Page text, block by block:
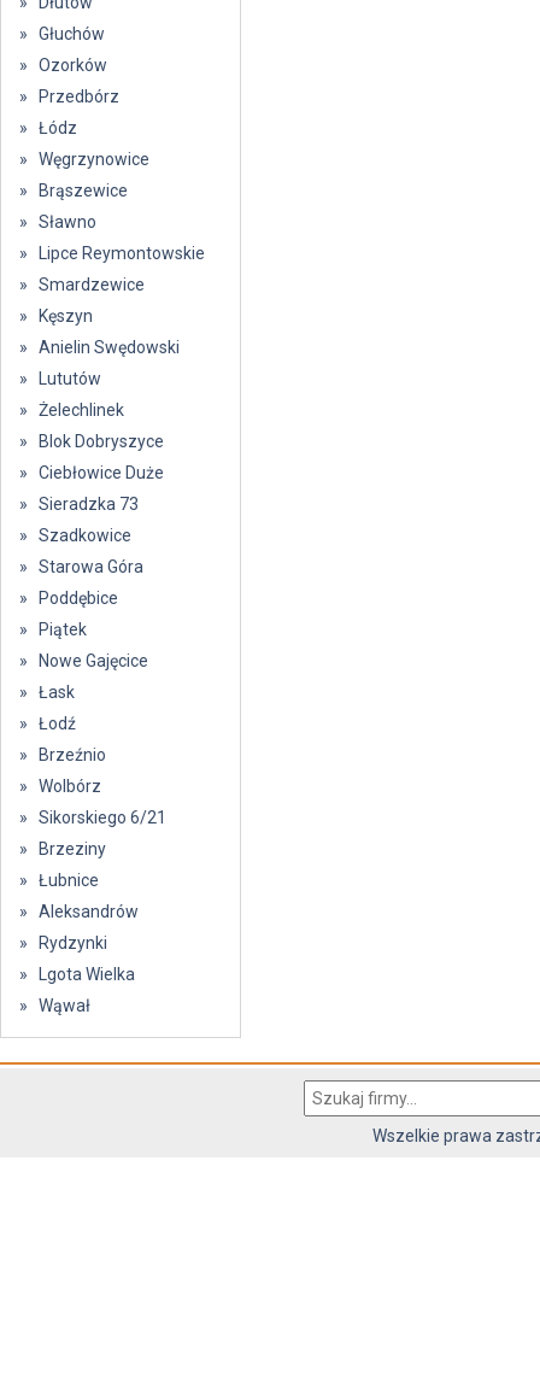
» Głuchów
» Ozorków
» Przedbórz
» Łódz
» Węgrzynowice
» Brąszewice
» Sławno
» Lipce Reymontowskie
» Smardzewice
» Kęszyn
» Anielin Swędowski
» Lututów
» Żelechlinek
» Blok Dobryszyce
» Ciebłowice Duże
» Sieradzka 73
» Szadkowice
» Starowa Góra
» Poddębice
» Piątek
» Nowe Gajęcice
» Łask
» Łodź
» Brzeźnio
» Wolbórz
» Sikorskiego 6/21
» Brzeziny
» Łubnice
» Aleksandrów
» Rydzynki
» Lgota Wielka
» Wąwał
Wszelkie prawa